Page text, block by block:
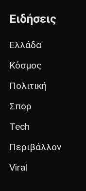
Ειδήσεις
Ελλάδα
Κόσμος
Πολιτική
Σπορ
Tech
Περιβάλλον
Viral